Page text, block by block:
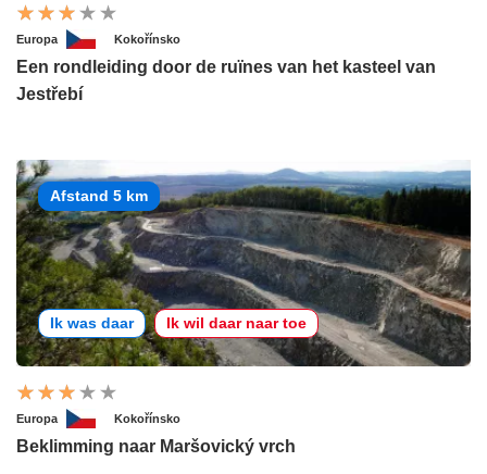
Europa Kokořínsko
Een rondleiding door de ruïnes van het kasteel van
Jestřebí
Afstand 5 km
Ik was daar Ik wil daar naar toe
Europa Kokořínsko
Beklimming naar Maršovický vrch